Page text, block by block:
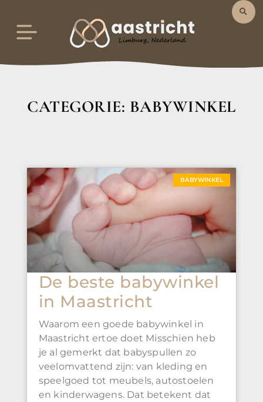
CATEGORIE: BABYWINKEL
BABYWINKEL
De beste babywinkel
in Maastricht
Waarom een goede babywinkel in
Maastricht ertoe doet Misschien heb
je al gemerkt dat babyspullen zo
veelomvattend zijn: van kleding en
speelgoed tot meubels, autostoelen
en kinderwagens. Dat betekent dat